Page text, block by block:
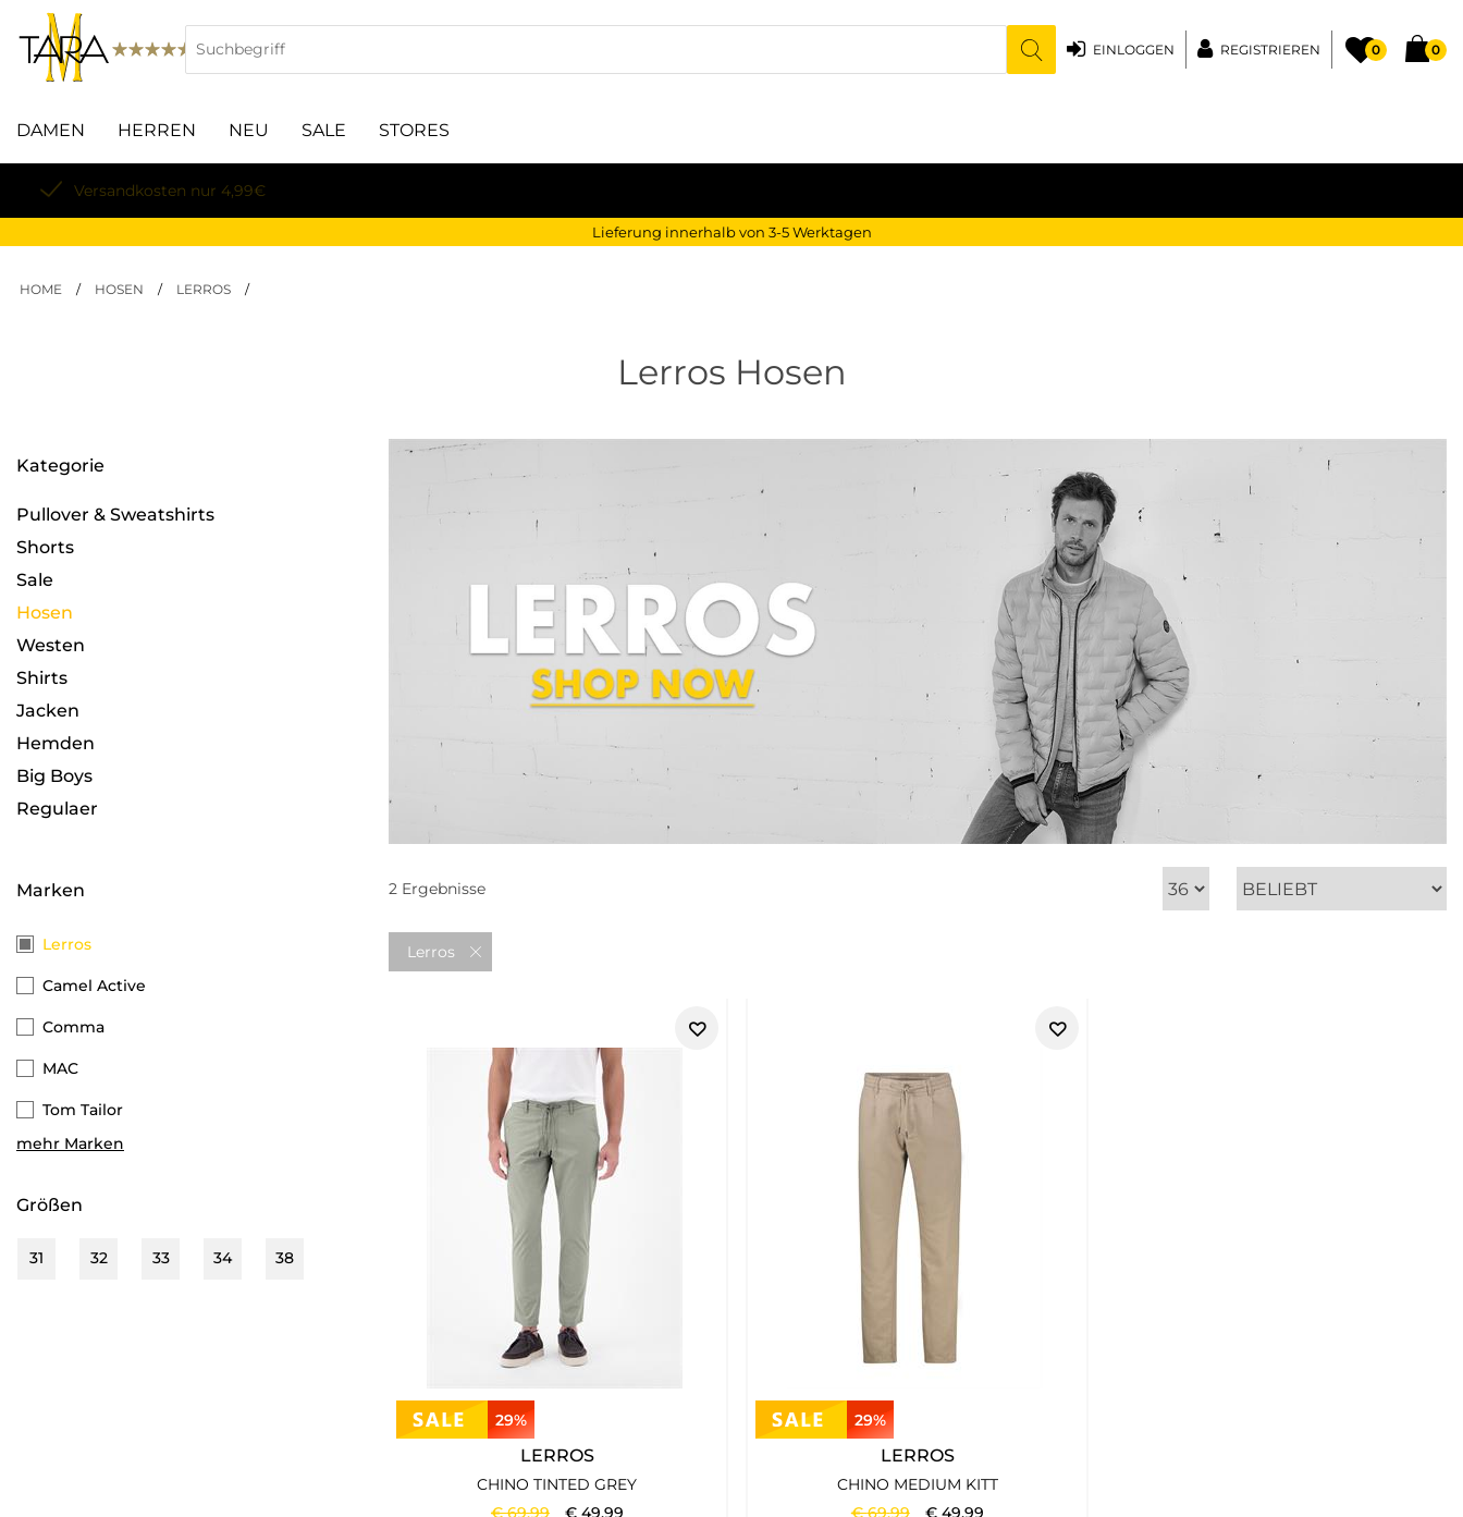
0 0
REGISTRIEREN
EINLOGGEN
DAMEN HERREN NEU SALE STORES
Lieferung innerhalb von 3-5 Werktagen
Lieferung innerhalb von 3-5 Werktagen
HOME / HOSEN / LERROS /
Lerros Hosen
Kategorie
Pullover & Sweatshirts
Shorts
Sale
Hosen
Westen
Shirts
Jacken
Hemden
Big Boys
Regulaer
Marken
Lerros
Camel Active
Comma
MAC
Tom Tailor
Cecil
mehr Marken
Größen
31 32 33 34 38
2Ergebnisse
Lerros
29%
LERROS
CHINO TINTED GREY
€69,99 € 49,99
29%
LERROS
CHINO MEDIUM KITT
€69,99 € 49,99